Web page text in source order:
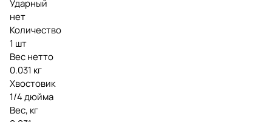
Ударный
нет
Количество
1 шт
Вес нетто
0.031 кг
Хвостовик
1/4 дюйма
Вес, кг